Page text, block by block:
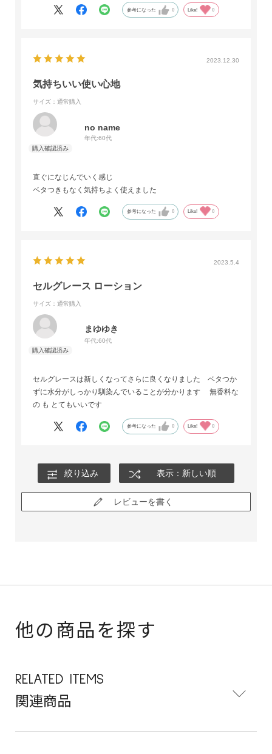
参考になった 0 Like! 0
2023.12.30
気持ちいい使い心地
サイズ：通常購入
no name
年代:60代
直ぐになじんでいく感じ
ベタつきもなく気持ちよく使えました
参考になった 0 Like! 0
2023.5.4
セルグレース ローション
サイズ：通常購入
まゆゆき
年代:60代
セルグレースは新しくなってさらに良くなりました ベタつか
ずに水分がしっかり馴染んでいることが分かります 無香料な
の も とてもいいです
参考になった 0 Like! 0
絞り込み 表示：新しい順
レビューを書く
他の商品を探す
RELATED ITEMS
関連商品